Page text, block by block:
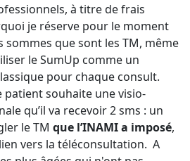
à titre de frais
je réserve pour le moment
sommes que sont les TM, même
le SumUp comme un
pour chaque consult.
patient souhaite une visio-
qu’il va recevoir 2 sms : un
le TM que l’INAMI a imposé,
vers la téléconsultation. A